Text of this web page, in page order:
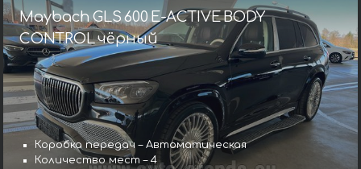
Maybach GLS 600 E-ACTIVE BODY
CONTROL чёрный
Коробка передач – Автоматическая
Количество мест – 4